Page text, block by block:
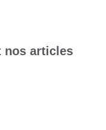
nos articles